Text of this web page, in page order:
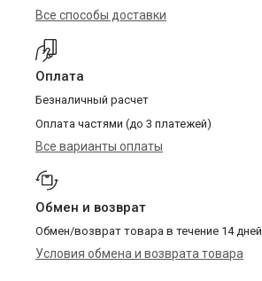
Все способы доставки
Оплата
Безналичный расчет
Оплата частями (до 3 платежей)
Все варианты оплаты
Обмен и возврат
Обмен/возврат товара в течение 14 дней
Условия обмена и возврата товара